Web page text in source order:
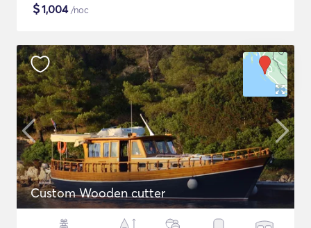
$1,004/noc
Custom Wooden cutter